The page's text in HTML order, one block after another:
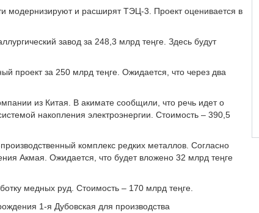
модернизируют и расширят ТЭЦ-3. Проект оценивается в
завод за 248,3 млрд теңге. Здесь будут
проект за 250 млрд теңге. Ожидается, что через два
из Китая. В акимате сообщили, что речь идет о
накопления электроэнергии. Стоимость – 390,5
комплекс редких металлов. Согласно
Акмая. Ожидается, что будет вложено 32 млрд теңге
медных руд. Стоимость – 170 млрд теңге.
1-я Дубовская для производства